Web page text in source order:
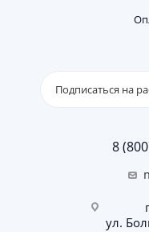
Подписаться на
8
ул.